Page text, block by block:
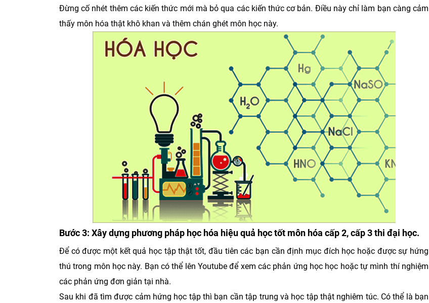
Đừng cố nhét thêm các kiến thức mới mà bỏ qua các kiến thức cơ bản. Điều này chỉ làm bạn càng cảm
thấy môn hóa thật khô khan và thêm chán ghét môn học này.
Bước 3: Xây dựng phương pháp học hóa hiệu quả học tốt môn hóa cấp 2, cấp 3 thi đại học.
Để có được một kết quả học tập thật tốt, đầu tiên các bạn cần định mục đích học hoặc được sự hứng
thú trong môn học này. Bạn có thể lên Youtube để xem các phản ứng học học hoặc tự mình thí nghiệm
các phản ứng đơn giản tại nhà.
Sau khi đã tìm được cảm hứng học tập thì bạn cần tập trung và học tập thật nghiêm túc. Có thể là bạn